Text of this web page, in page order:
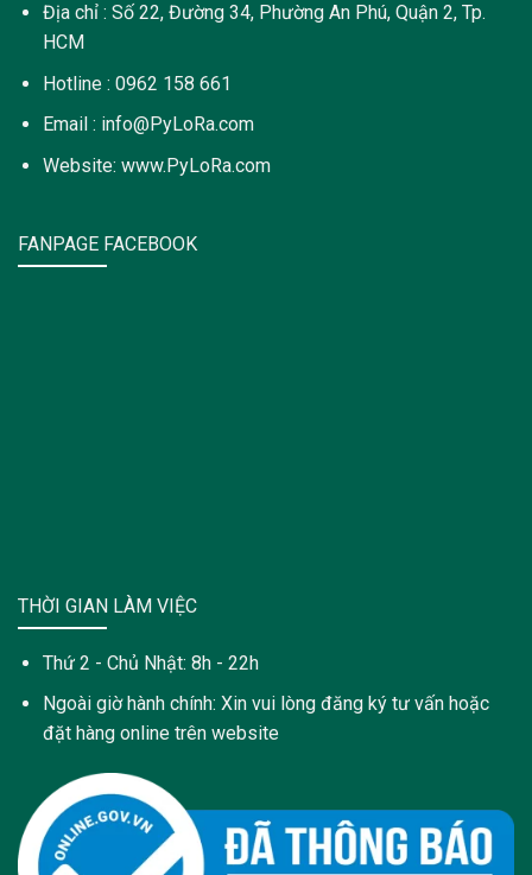
Địa chỉ : Số 22, Đường 34, Phường An Phú, Quận 2, Tp.
HCM
Hotline : 0962 158 661
Email : info@PyLoRa.com
Website: www.PyLoRa.com
FANPAGE FACEBOOK
THỜI GIAN LÀM VIỆC
Thứ 2 - Chủ Nhật: 8h - 22h
Ngoài giờ hành chính: Xin vui lòng đăng ký tư vấn hoặc
đặt hàng online trên website